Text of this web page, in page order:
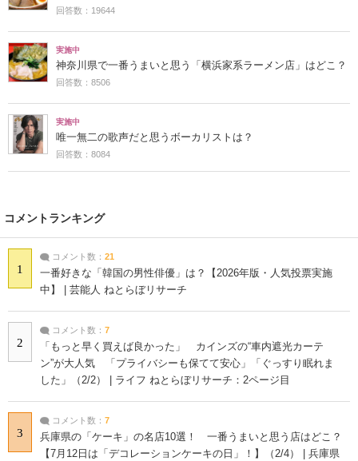
回答数：19644
実施中
神奈川県で一番うまいと思う「横浜家系ラーメン店」はどこ？
回答数：8506
実施中
唯一無二の歌声だと思うボーカリストは？
回答数：8084
コメントランキング
1
コメント数： 21
一番好きな「韓国の男性俳優」は？【2026年版・人気投票実施
中】 | 芸能人 ねとらぼリサーチ
2
コメント数： 7
「もっと早く買えば良かった」 カインズの“車内遮光カーテ
ン”が大人気 「プライバシーも保てて安心」「ぐっすり眠れま
した」（2/2） | ライフ ねとらぼリサーチ：2ページ目
3
コメント数： 7
兵庫県の「ケーキ」の名店10選！ 一番うまいと思う店はどこ？
【7月12日は「デコレーションケーキの日」！】（2/4） | 兵庫県